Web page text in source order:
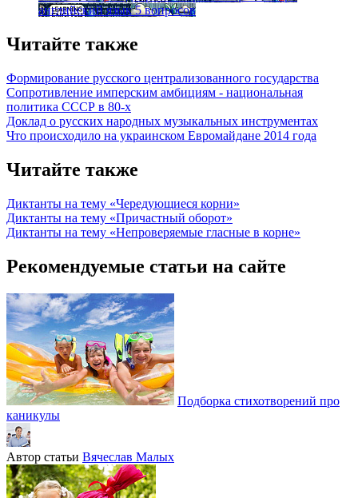
английский язык 5 вопросов
Читайте также
Формирование русского централизованного государства
Сопротивление имперским амбициям - национальная
политика СССР в 80-х
Доклад о русских народных музыкальных инструментах
Что происходило на украинском Евромайдане 2014 года
Читайте также
Диктанты на тему «Чередующиеся корни»
Диктанты на тему «Причастный оборот»
Диктанты на тему «Непроверяемые гласные в корне»
Рекомендуемые статьи на сайте
Подборка стихотворений про
каникулы
Автор статьи Вячеслав Малых